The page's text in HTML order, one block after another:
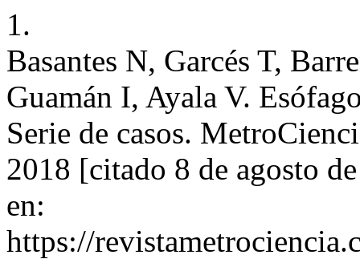
1.
Basantes N, Garcés T,
Guamán I, Ayala V.
Serie de casos.
2018 [citado 8 de agosto
en:
https://